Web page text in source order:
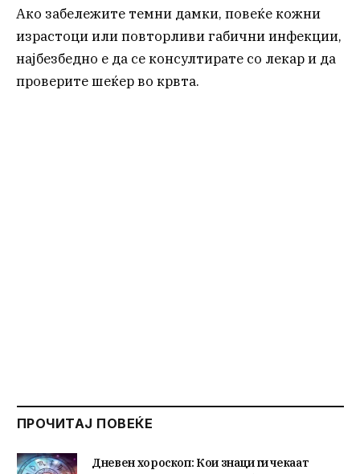
Ако забележите темни дамки, повеќе кожни
израстоци или повторливи габични инфекции,
најбезбедно е да се консултирате со лекар и да
проверите шеќер во крвта.
ПРОЧИТАЈ ПОВЕЌЕ
Дневен хороскоп: Кои знаци ги чекаат